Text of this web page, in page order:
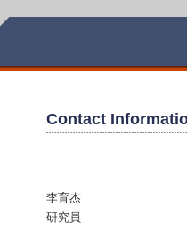
Contact
李育杰
研究員